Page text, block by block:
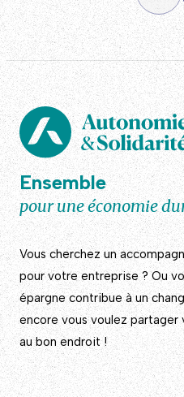
Ensemble
pour une économie
Vous cherchez un
pour votre entreprise ? Ou
épargne contribue à un
encore vous voulez
au bon endroit !